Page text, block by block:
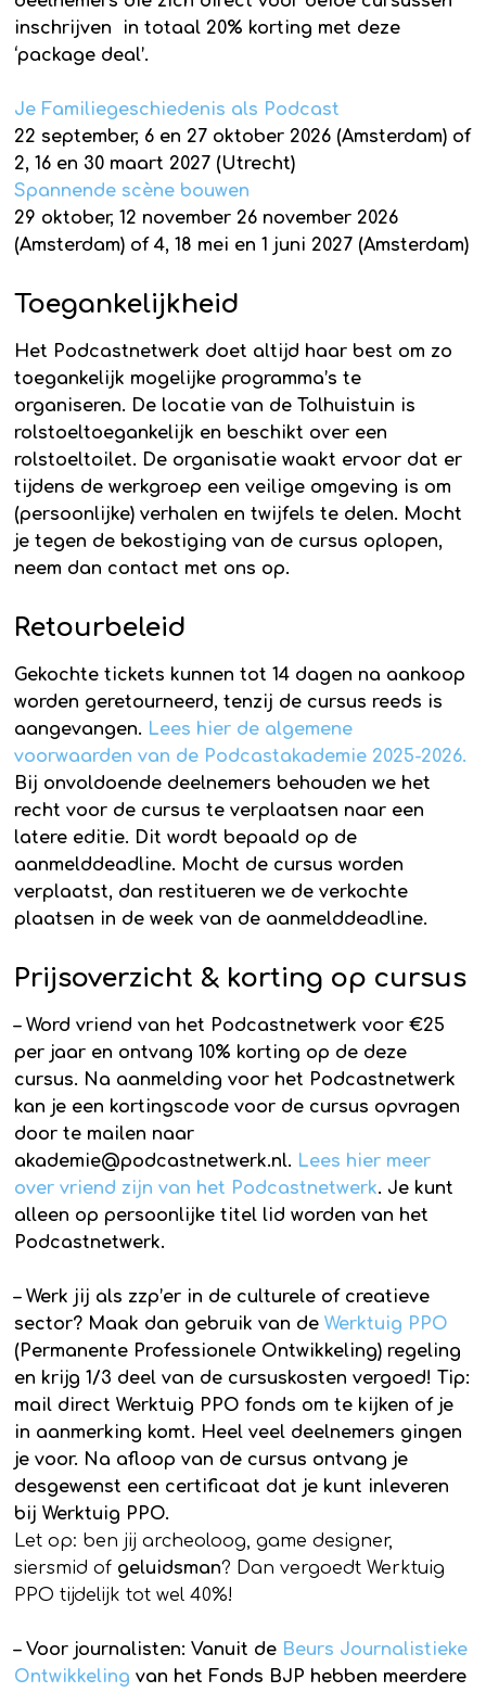
inschrijven in totaal 20% korting met deze
‘package deal’.
Je Familiegeschiedenis als Podcast
22 september, 6 en 27 oktober 2026 (Amsterdam) of
2, 16 en 30 maart 2027 (Utrecht)
Spannende scène bouwen
29 oktober, 12 november 26 november 2026
(Amsterdam) of 4, 18 mei en 1 juni 2027 (Amsterdam)
Toegankelijkheid
Het Podcastnetwerk doet altijd haar best om zo
toegankelijk mogelijke programma’s te
organiseren. De locatie van de Tolhuistuin is
rolstoeltoegankelijk en beschikt over een
rolstoeltoilet. De organisatie waakt ervoor dat er
tijdens de werkgroep een veilige omgeving is om
(persoonlijke) verhalen en twijfels te delen. Mocht
je tegen de bekostiging van de cursus oplopen,
neem dan contact met ons op.
Retourbeleid
Gekochte tickets kunnen tot 14 dagen na aankoop
worden geretourneerd, tenzij de cursus reeds is
aangevangen. Lees hier de algemene
voorwaarden van de Podcastakademie 2025-2026.
Bij onvoldoende deelnemers behouden we het
recht voor de cursus te verplaatsen naar een
latere editie. Dit wordt bepaald op de
aanmelddeadline. Mocht de cursus worden
verplaatst, dan restitueren we de verkochte
plaatsen in de week van de aanmelddeadline.
Prijsoverzicht & korting op cursus
– Word vriend van het Podcastnetwerk voor €25
per jaar en ontvang 10% korting op de deze
cursus. Na aanmelding voor het Podcastnetwerk
kan je een kortingscode voor de cursus opvragen
door te mailen naar
akademie@podcastnetwerk.nl. Lees hier meer
over vriend zijn van het Podcastnetwerk. Je kunt
alleen op persoonlijke titel lid worden van het
Podcastnetwerk.
– Werk jij als zzp’er in de culturele of creatieve
sector? Maak dan gebruik van deWerktuig PPO
(Permanente Professionele Ontwikkeling) regeling
en krijg 1/3 deel van de cursuskosten vergoed! Tip:
mail direct Werktuig PPO fonds om te kijken of je
in aanmerking komt. Heel veel deelnemers gingen
je voor. Na afloop van de cursus ontvang je
desgewenst een certificaat dat je kunt inleveren
bij Werktuig PPO.
Let op: ben jij archeoloog, game designer,
siersmid of geluidsman? Dan vergoedt Werktuig
PPO tijdelijk tot wel 40%!
– Voor journalisten: Vanuit de Beurs Journalistieke
Ontwikkeling van het Fonds BJP hebben meerdere